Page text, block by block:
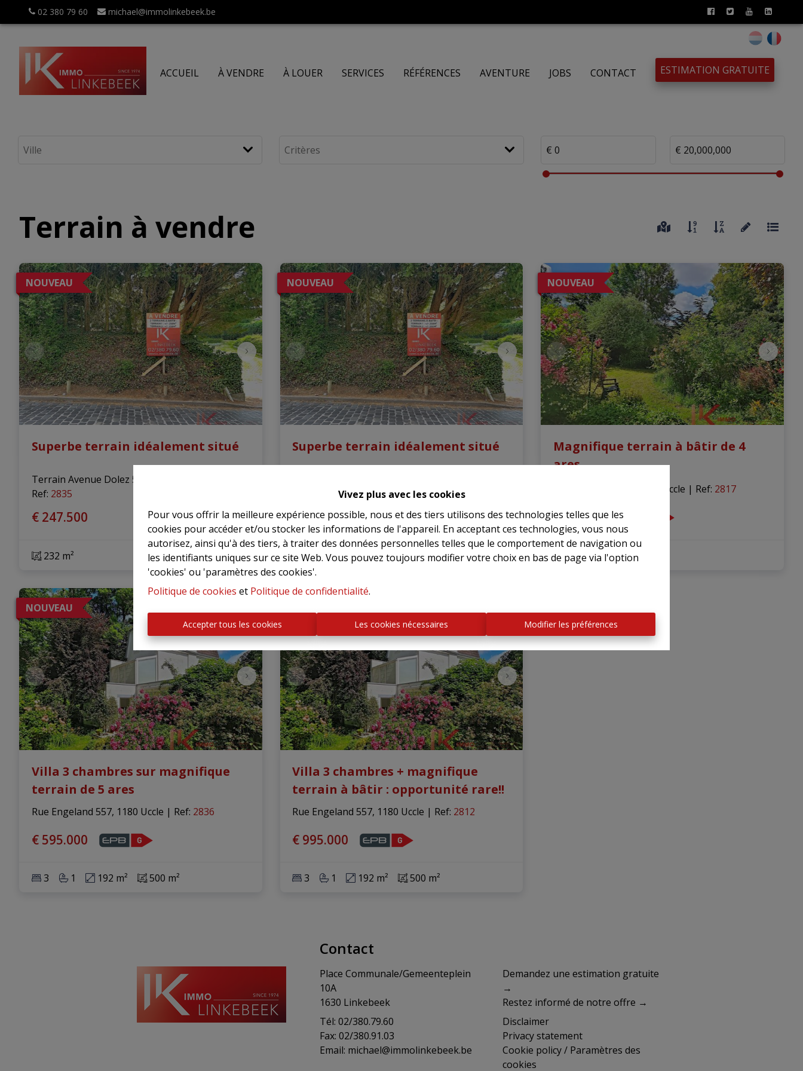
Vivez plus avec les cookies
Pour vous offrir la meilleure expérience possible, nous et des tiers utilisons des technologies telles que les
cookies pour accéder et/ou stocker les informations de l'appareil. En acceptant ces technologies, vous nous
autorisez, ainsi qu'à des tiers, à traiter des données personnelles telles que le comportement de navigation ou
les identifiants uniques sur ce site Web. Vous pouvez toujours modifier votre choix en bas de page via l'option
'cookies' ou 'paramètres des cookies'.
Politique de cookies et Politique de confidentialité.
Accepter tous les cookies Les cookies nécessaires Modifier les préférences
02 380 79 60 michael@immolinkebeek.be
ACCUEIL À VENDRE À LOUER SERVICES RÉFÉRENCES AVENTURE JOBS CONTACT ESTIMATION GRATUITE
Terrain à vendre
NOUVEAU
Superbe terrain idéalement situé
Terrain Avenue Dolez 540, 1180 Uccle
Ref: 2835
€ 247.500
232 m²
NOUVEAU
Superbe terrain idéalement situé
€ 252.500
258 m²
NOUVEAU
Magnifique terrain à bâtir de 4
ares
Rue Engeland 557, 1180 Uccle | Ref: 2817
€ 350.000
3 1 400 m²
NOUVEAU
Villa 3 chambres sur magnifique
terrain de 5 ares
Rue Engeland 557, 1180 Uccle | Ref: 2836
€ 595.000
3 1 192 m² 500 m²
Villa 3 chambres + magnifique
terrain à bâtir : opportunité rare!!
Rue Engeland 557, 1180 Uccle | Ref: 2812
€ 995.000
3 1 192 m² 500 m²
Contact
Place Communale/Gemeenteplein
10A
1630 Linkebeek
Tél: 02/380.79.60
Fax: 02/380.91.03
Email: michael@immolinkebeek.be
​​​​​​Demandez une estimation gratuite
→
Restez informé de notre offre →
Disclaimer
Privacy statement
Cookie policy/ Paramètres des
cookies